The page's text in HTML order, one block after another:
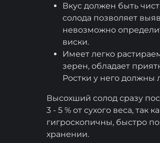
Вкус должен быть
солода позволяет
невозможно
виски.
Имеет легко
зерен, обладает
Ростки у него должны
Высохший солод сразу
3 - 5 % от сухого веса,
гигроскопичны, быстро
хранении.